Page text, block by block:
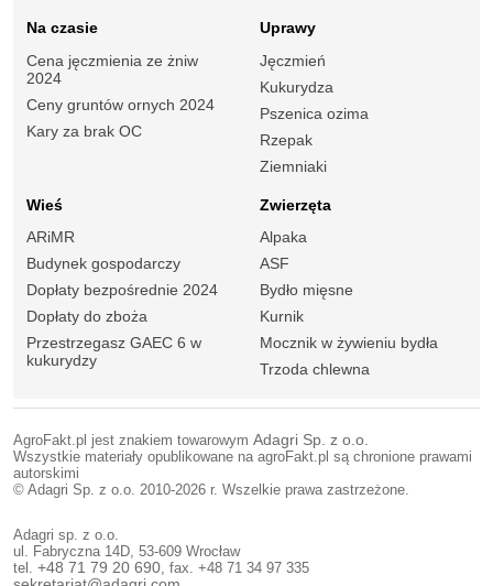
Na czasie
Cena jęczmienia ze żniw
2024
Ceny gruntów ornych 2024
Kary za brak OC
Uprawy
Jęczmień
Kukurydza
Pszenica ozima
Rzepak
Ziemniaki
Wieś
ARiMR
Budynek gospodarczy
Dopłaty bezpośrednie 2024
Dopłaty do zboża
Przestrzegasz GAEC 6 w
kukurydzy
Zwierzęta
Alpaka
ASF
Bydło mięsne
Kurnik
Mocznik w żywieniu bydła
Trzoda chlewna
AgroFakt.pl jest znakiem towarowym Adagri Sp. z o.o.
Wszystkie materiały opublikowane na agroFakt.pl są chronione prawami
autorskimi
© Adagri Sp. z o.o. 2010-2026 r. Wszelkie prawa zastrzeżone.
Adagri sp. z o.o.
ul. Fabryczna 14D, 53-609 Wrocław
tel. +48 71 79 20 690 , fax. +48 71 34 97 335